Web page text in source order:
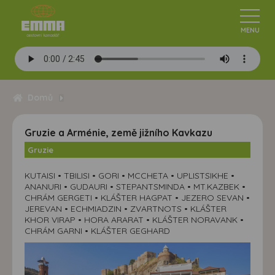
Gruzie a Arménie, země jižního Kavkazu
Gruzie
KUTAISI • TBILISI • GORI • MCCHETA • UPLISTSIKHE •
ANANURI • GUDAURI • STEPANTSMINDA • MT.KAZBEK •
CHRÁM GERGETI • KLÁŠTER HAGPAT • JEZERO SEVAN •
JEREVAN • ECHMIADZIN • ZVARTNOTS • KLÁŠTER
KHOR VIRAP • HORA ARARAT • KLÁŠTER NORAVANK •
CHRÁM GARNI • KLÁŠTER GEGHARD